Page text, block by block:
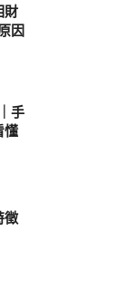
財
因
手
懂
徵